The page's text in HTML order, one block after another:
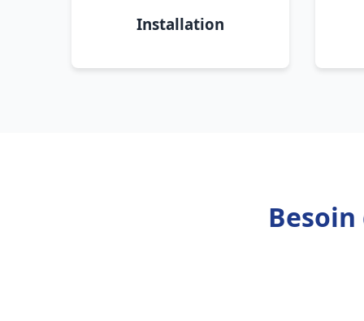
Installation
Besoin